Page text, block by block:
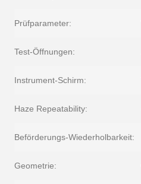
Prüfparameter:
Test-Öffnungen:
Instrument-Schirm:
Haze Repeatability:
Beförderungs-Wiederholbarkeit:
Geometrie: